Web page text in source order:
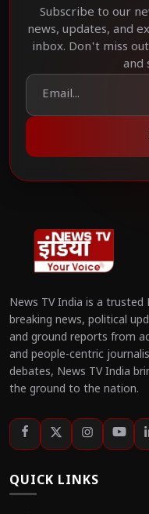
Subscribe to our
news, updates, and
inbox. Don't miss
and
News TV India is a trusted
breaking news, political
and ground reports from
and people-centric
debates, News TV India
the ground to the nation.
QUICK LINKS